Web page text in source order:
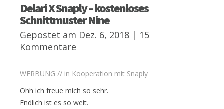
Delari X Snaply – kostenloses
Schnittmuster Nine
Gepostet am Dez. 6, 2018 | 15
Kommentare
WERBUNG // in Kooperation mit Snaply
Ohh ich freue mich so sehr.
Endlich ist es so weit.